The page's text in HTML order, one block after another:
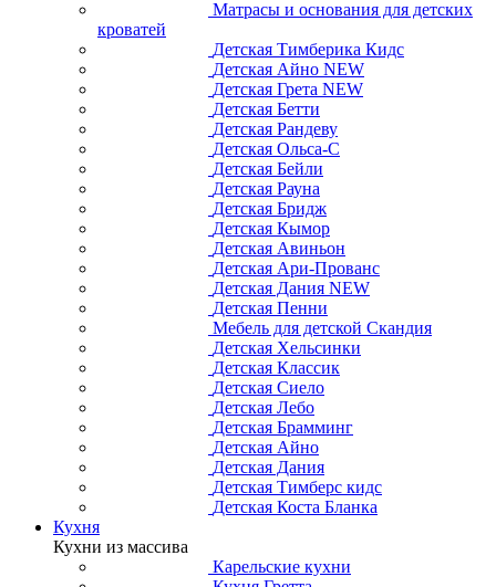
Матрасы и основания для детских
кроватей
Детская Тимберика Кидс
Детская Айно NEW
Детская Грета NEW
Детская Бетти
Детская Рандеву
Детская Ольса-С
Детская Бейли
Детская Рауна
Детская Бридж
Детская Кымор
Детская Авиньон
Детская Ари-Прованс
Детская Дания NEW
Детская Пенни
Мебель для детской Скандия
Детская Хельсинки
Детская Классик
Детская Сиело
Детская Лебо
Детская Брамминг
Детская Айно
Детская Дания
Детская Тимберс кидс
Детская Коста Бланка
Кухня
Кухни из массива
Карельские кухни